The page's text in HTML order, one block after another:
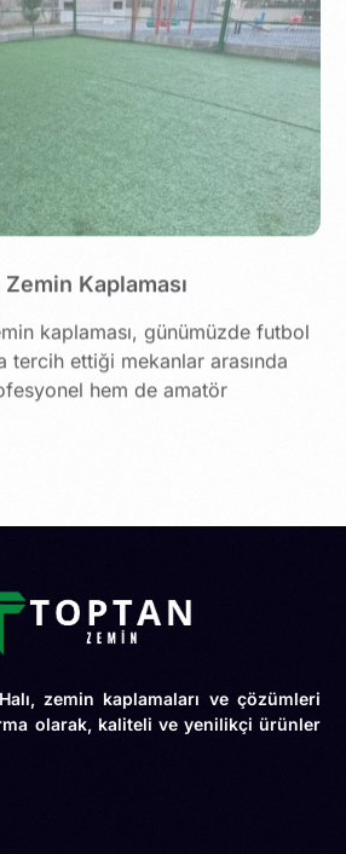
tercih ettiği mekanlar arasında
hem de amatör
zemin kaplamaları ve çözümleri
olarak, kaliteli ve yenilikçi ürünler